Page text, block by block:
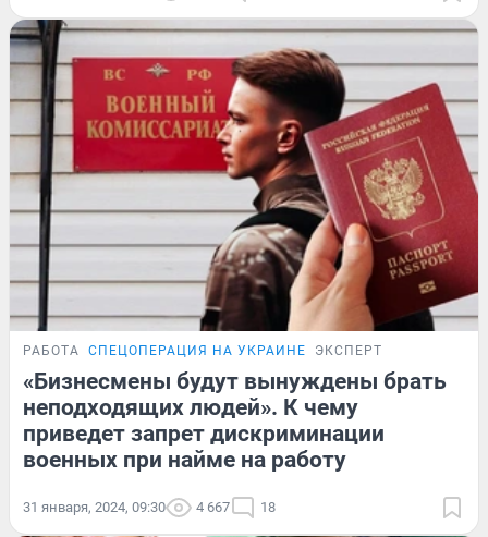
РАБОТА СПЕЦОПЕРАЦИЯ НА УКРАИНЕ ЭКСПЕРТ
«Бизнесмены будут вынуждены брать
неподходящих людей». К чему
приведет запрет дискриминации
военных при найме на работу
31 января, 2024, 09:30 4 667 18